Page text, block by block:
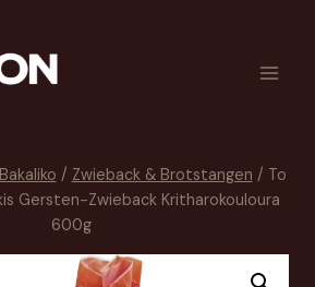
Bakaliko / Zwieback & Brotstangen / To
Gersten-Zwieback Kritharokouloura
600g